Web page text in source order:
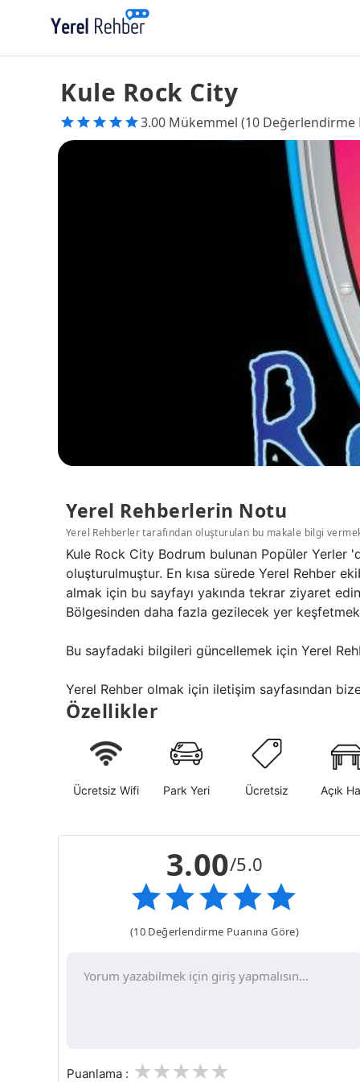
Kule Rock City
3.00 Mükemmel (10 Değerlendirme
Yerel Rehberlerin Notu
Yerel Rehberler tarafından oluşturulan bu makale bilgi
Kule Rock City Bodrum bulunan Popüler Yerler
oluşturulmuştur. En kısa sürede Yerel Rehber
almak için bu sayfayı yakında tekrar ziyaret
Bölgesinden daha fazla gezilecek yer
Bu sayfadaki bilgileri güncellemek için Yerel
Yerel Rehber olmak için iletişim sayfasından
Özellikler
Ücretsiz Wifi Park Yeri Ücretsiz Açık
3.00/5.0
(10 Değerlendirme Puanına Göre)
Puanlama : 3
2
1